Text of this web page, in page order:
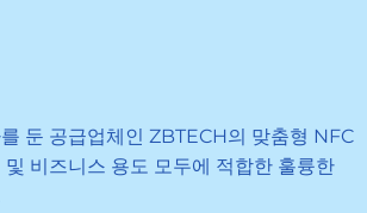
둔 공급업체인 ZBTECH의 맞춤형 NFC
및 비즈니스 용도 모두에 적합한 훌륭한